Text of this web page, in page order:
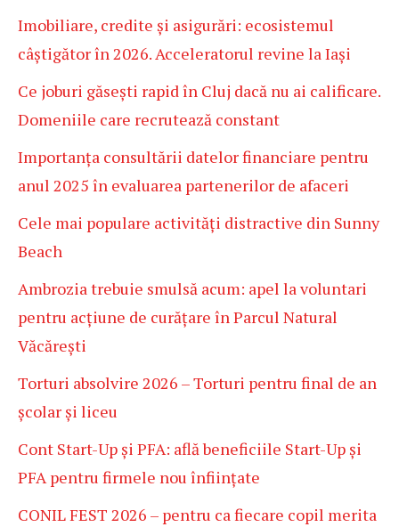
Imobiliare, credite și asigurări: ecosistemul
câștigător în 2026. Acceleratorul revine la Iași
Ce joburi găsești rapid în Cluj dacă nu ai calificare.
Domeniile care recrutează constant
Importanța consultării datelor financiare pentru
anul 2025 în evaluarea partenerilor de afaceri
Cele mai populare activități distractive din Sunny
Beach
Ambrozia trebuie smulsă acum: apel la voluntari
pentru acțiune de curățare în Parcul Natural
Văcărești
Torturi absolvire 2026 – Torturi pentru final de an
școlar și liceu
Cont Start-Up și PFA: află beneficiile Start-Up și
PFA pentru firmele nou înființate
CONIL FEST 2026 – pentru ca fiecare copil merita